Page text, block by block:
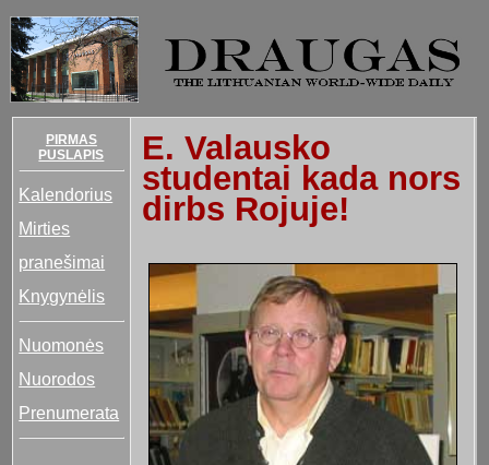
PIRMAS
PUSLAPIS
Kalendorius
Mirties
pranešimai
Knygynėlis
Nuomonės
Nuorodos
Prenumerata
E. Valausko
studentai kada nors
dirbs Rojuje!